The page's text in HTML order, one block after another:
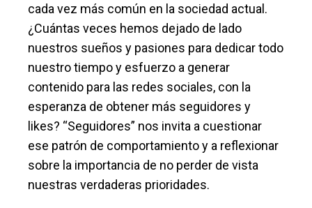
cada vez más común en la sociedad actual.
¿Cuántas veces hemos dejado de lado
nuestros sueños y pasiones para dedicar todo
nuestro tiempo y esfuerzo a generar
contenido para las redes sociales, con la
esperanza de obtener más seguidores y
likes? “Seguidores” nos invita a cuestionar
ese patrón de comportamiento y a reflexionar
sobre la importancia de no perder de vista
nuestras verdaderas prioridades.